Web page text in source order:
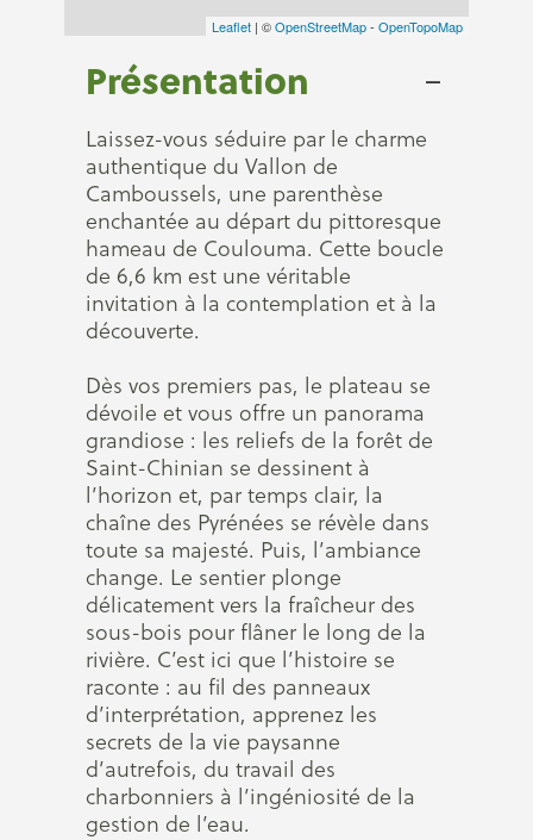
Leaflet | ©OpenStreetMap- OpenTopoMap
Présentation
Laissez-vous séduire par le charme
authentique du Vallon de
Camboussels, une parenthèse
enchantée au départ du pittoresque
hameau de Coulouma. Cette boucle
de 6,6 km est une véritable
invitation à la contemplation et à la
découverte.
Dès vos premiers pas, le plateau se
dévoile et vous offre un panorama
grandiose : les reliefs de la forêt de
Saint-Chinian se dessinent à
l’horizon et, par temps clair, la
chaîne des Pyrénées se révèle dans
toute sa majesté. Puis, l’ambiance
change. Le sentier plonge
délicatement vers la fraîcheur des
sous-bois pour flâner le long de la
rivière. C’est ici que l’histoire se
raconte : au fil des panneaux
d’interprétation, apprenez les
secrets de la vie paysanne
d’autrefois, du travail des
charbonniers à l’ingéniosité de la
gestion de l’eau.